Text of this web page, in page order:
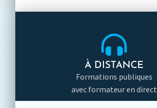
À DISTANCE
Formations publiques
avec formateur en direct